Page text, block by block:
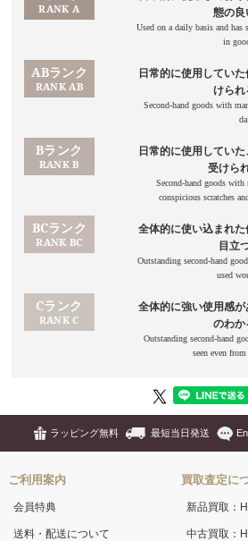
ラッピング無料 最短当日発送
ご利用案内
会員特典
送料・配送について
買取査定に
新品買取：
中古買取：